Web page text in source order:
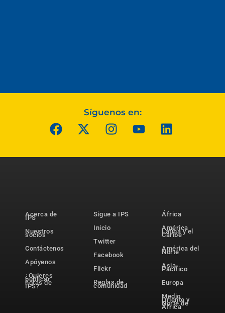
Síguenos en:
Acerca de
IPS
Nuestros
socios
Contáctenos
Apóyenos
¿Quieres
publicar
notas de
IPS?
Sigue a IPS
Inicio
Twitter
Facebook
Flickr
Reglas de
comunidad
África
América
Latina y el
Caribe
América del
Norte
Asia-
Pacífico
Europa
Medio
Oriente y
Norte de
África